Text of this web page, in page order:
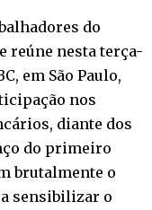
do
reúne nesta terça-
em São Paulo,
nos
diante dos
do primeiro
brutalmente o
sensibilizar o